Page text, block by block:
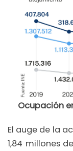
Ocupación
El auge de la
1,84 millones